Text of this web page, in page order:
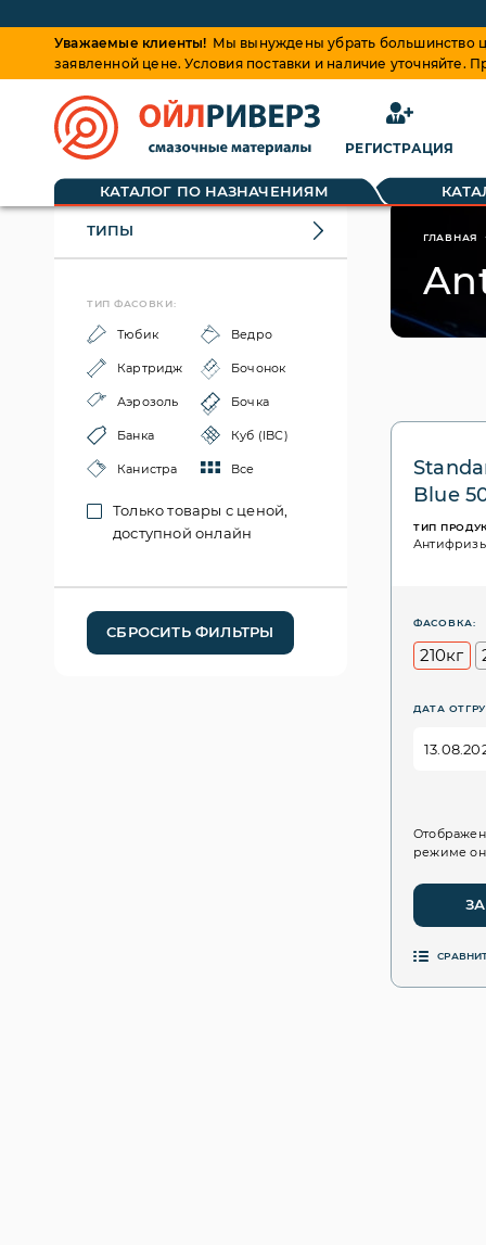
Уважаемые клиенты! Мы вынуждены убрать большинство
заявленной цене. Условия поставки и наличие
РЕГИСТРАЦИЯ
КАТАЛОГ ПО НАЗНАЧЕНИЯМ
ТИПЫ
ТИП ФАСОВКИ:
Тюбик Ведро
Картридж Бочонок
Аэрозоль Бочка
Банка Куб (IBC)
Канистра Все
Только товары с ценой,
доступной онлайн
СБРОСИТЬ ФИЛЬТРЫ
ГЛАВНАЯ
Blue
ТИП
ФАСОВКА:
210кг
ДАТА
режиме